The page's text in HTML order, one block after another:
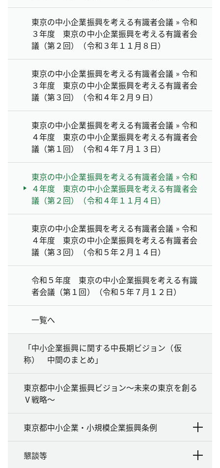
東京の中小企業振興を考える有識者会議 » 令和
３年度 東京の中小企業振興を考える有識者会
議（第２回）（令和３年１１月８日）
東京の中小企業振興を考える有識者会議 » 令和
３年度 東京の中小企業振興を考える有識者会
議（第３回）（令和４年２月９日）
東京の中小企業振興を考える有識者会議 » 令和
４年度 東京の中小企業振興を考える有識者会
議（第１回）（令和４年７月１３日）
東京の中小企業振興を考える有識者会議 » 令和
４年度 東京の中小企業振興を考える有識者会
議（第２回）（令和４年１１月４日）
東京の中小企業振興を考える有識者会議 » 令和
４年度 東京の中小企業振興を考える有識者会
議（第３回）（令和５年２月１４日）
令和５年度 東京の中小企業振興を考える有識
者会議（第１回）（令和５年７月１２日）
一覧へ
「中小企業振興に関する中長期ビジョン（仮
称） 中間のまとめ」
東京都中小企業振興ビジョン～未来の東京を創る
Ⅴ戦略～
東京都中小企業・小規模企業振興条例
懇談等